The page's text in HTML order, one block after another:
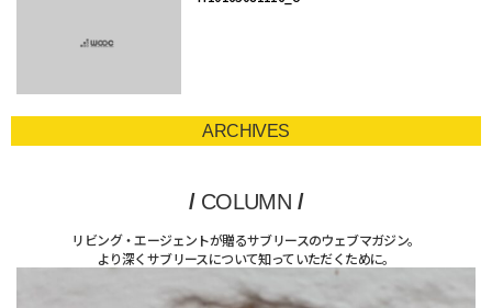
ARCHIVES
/ COLUMN /
リビング・エージェントが贈るサブリースのウェブマガジン。
より深くサブリースについて知っていただくために。